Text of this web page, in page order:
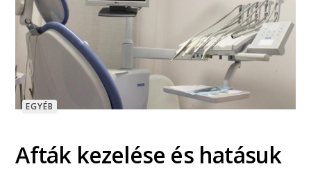
EGYÉB
Afták kezelése és hatásuk